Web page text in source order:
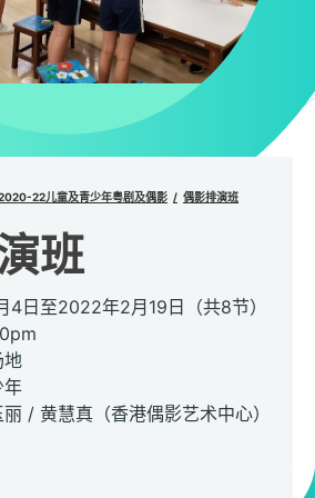
22儿童及青少年粤剧及偶影 偶影排演班
班
4日至2022年2月19日（共8节）
地
年
/ 黄慧真（香港偶影艺术中心）